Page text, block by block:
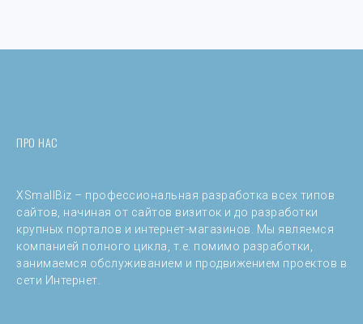
ПРО НАС
XSmallBiz – профессиональная разработка всех типов
сайтов, начиная от сайтов визиток и до разработки
крупных порталов и интернет-магазинов. Мы являемся
компанией полного цикла, т.е. помимо разработки,
занимаемся обслуживанием и продвижением проектов в
сети Интернет.